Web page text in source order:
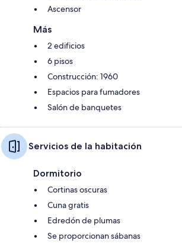
Ascensor
Más
2 edificios
6 pisos
Construcción: 1960
Espacios para fumadores
Salón de banquetes
Servicios de la habitación
Dormitorio
Cortinas oscuras
Cuna gratis
Edredón de plumas
Se proporcionan sábanas